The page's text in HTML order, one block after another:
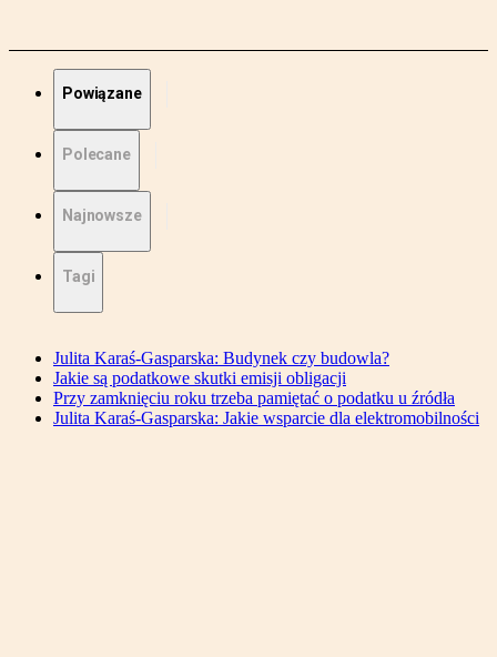
Powiązane
Polecane
Najnowsze
Tagi
Julita Karaś-Gasparska: Budynek czy budowla?
Jakie są podatkowe skutki emisji obligacji
Przy zamknięciu roku trzeba pamiętać o podatku u źródła
Julita Karaś-Gasparska: Jakie wsparcie dla elektromobilności